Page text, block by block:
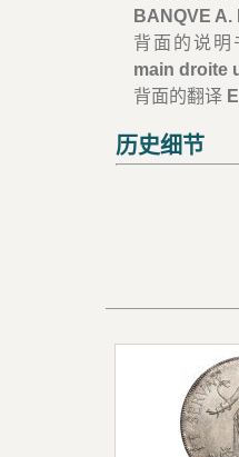
BANQVE A.
背面的说明
main droite
背面的翻译
历史细节